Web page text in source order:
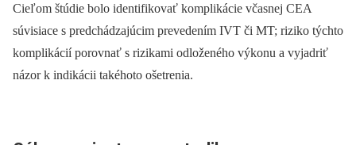
Cieľom štúdie bolo identifikovať komplikácie včasnej CEA
súvisiace s predchádzajúcim prevedením IVT či MT; riziko týchto
komplikácií porovnať s rizikami odloženého výkonu a vyjadriť
názor k indikácii takéhoto ošetrenia.